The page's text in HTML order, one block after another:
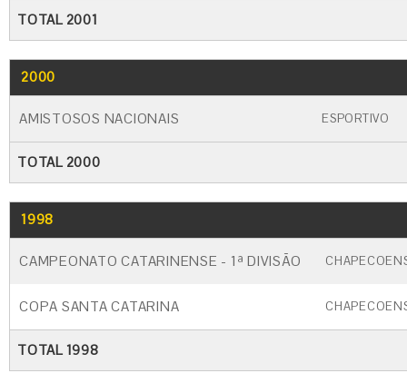
TOTAL 2001
2000
AMISTOSOS NACIONAIS ESPORTIVO
TOTAL 2000
1998
CAMPEONATO CATARINENSE - 1ª DIVISÃO
COPA SANTA CATARINA
TOTAL 1998